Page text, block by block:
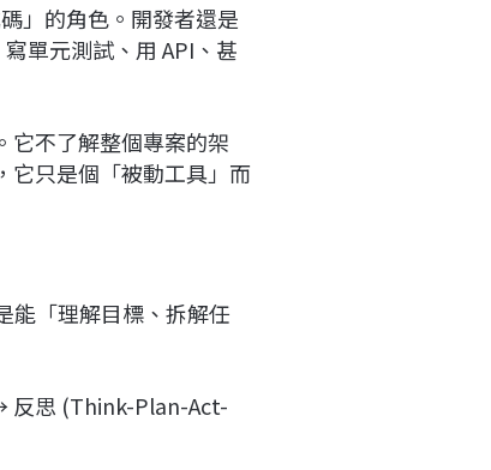
」的角色。開發者還是
單元測試、用 API、甚
它不了解整個專案的架
它只是個「被動工具」而
能「理解目標、拆解任
反思 (Think-Plan-Act-